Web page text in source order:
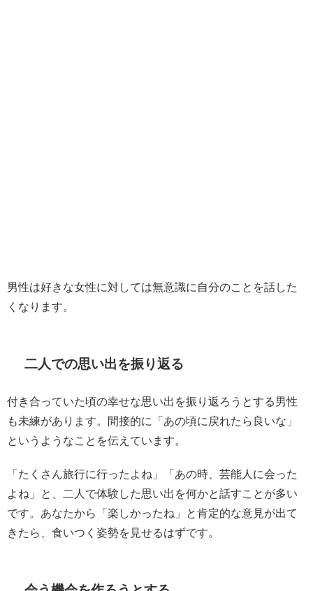
男性は好きな女性に対しては無意識に自分のことを話した
くなります。
二人での思い出を振り返る
付き合っていた頃の幸せな思い出を振り返ろうとする男性
も未練があります。間接的に「あの頃に戻れたら良いな」
というようなことを伝えています。
「たくさん旅行に行ったよね」「あの時、芸能人に会った
よね」と、二人で体験した思い出を何かと話すことが多い
です。あなたから「楽しかったね」と肯定的な意見が出て
きたら、食いつく姿勢を見せるはずです。